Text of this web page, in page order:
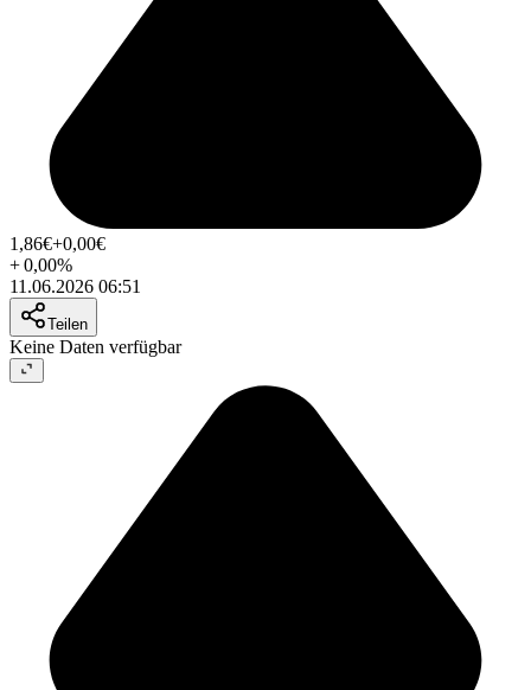
1,86€+0,00€
+0,00%
11.06.2026 06:51
Teilen
Keine Daten verfügbar